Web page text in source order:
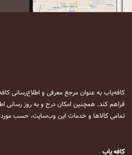
کافه‌یاب به عنوان مرجع معرفی و اطلاع‌رسانی کافه‌های ایران، در تابستان ۹۳ فعالیت خود را
فراهم کند. همچنین امکان درج و به روز رسانی
تمامی کالاها و خدمات این وب‌سایت، حسب مورد
کافه یاب